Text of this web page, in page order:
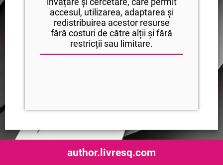
accesul, utilizarea, adaptarea și
redistribuirea acestor resurse
fără costuri de către alții și fără
restricții sau limitare.
author.livresq.com